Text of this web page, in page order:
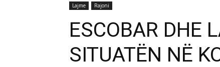
Lajme Rajoni
ESCOBAR DHE
SITUATËN NË